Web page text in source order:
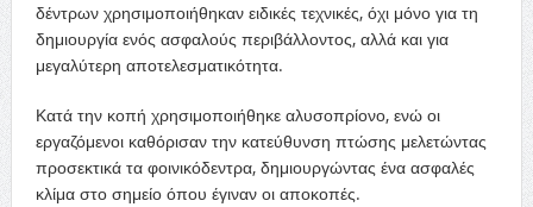
δέντρων χρησιμοποιήθηκαν ειδικές τεχνικές, όχι μόνο για τη
δημιουργία ενός ασφαλούς περιβάλλοντος, αλλά και για
μεγαλύτερη αποτελεσματικότητα.
Κατά την κοπή χρησιμοποιήθηκε αλυσοπρίονο, ενώ οι
εργαζόμενοι καθόρισαν την κατεύθυνση πτώσης μελετώντας
προσεκτικά τα φοινικόδεντρα, δημιουργώντας ένα ασφαλές
κλίμα στο σημείο όπου έγιναν οι αποκοπές.